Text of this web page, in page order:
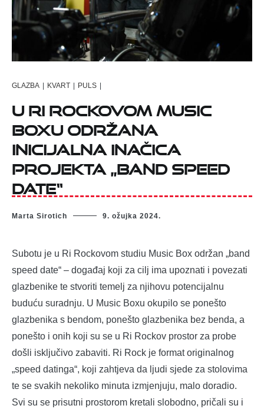
GLAZBA | KVART | PULS |
U Ri Rockovom Music
Boxu održana
inicijalna inačica
projekta „Band speed
date“
Marta Sirotich 9. ožujka 2024.
Subotu je u Ri Rockovom studiu Music Box održan „band
speed date“ – događaj koji za cilj ima upoznati i povezati
glazbenike te stvoriti temelj za njihovu potencijalnu
buduću suradnju. U Music Boxu okupilo se ponešto
glazbenika s bendom, ponešto glazbenika bez benda, a
ponešto i onih koji su se u Ri Rockov prostor za probe
došli isključivo zabaviti. Ri Rock je format originalnog
„speed datinga“, koji zahtjeva da ljudi sjede za stolovima
te se svakih nekoliko minuta izmjenjuju, malo doradio.
Svi su se prisutni prostorom kretali slobodno, pričali su i